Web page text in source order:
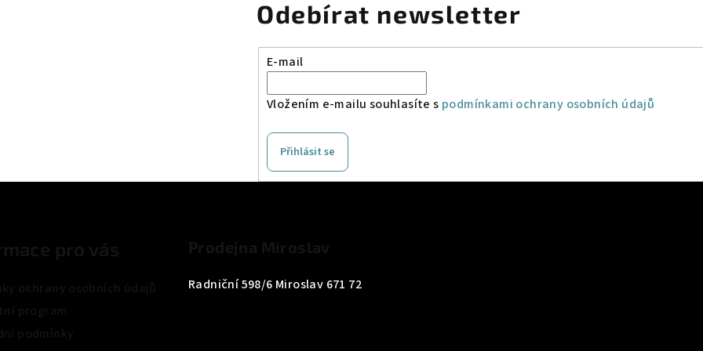
Odebírat newsletter
E-mail
Vložením e-mailu souhlasíte s podmínkami ochrany osobních údajů
Přihlásit se
Radniční 598/6 Miroslav 671 72